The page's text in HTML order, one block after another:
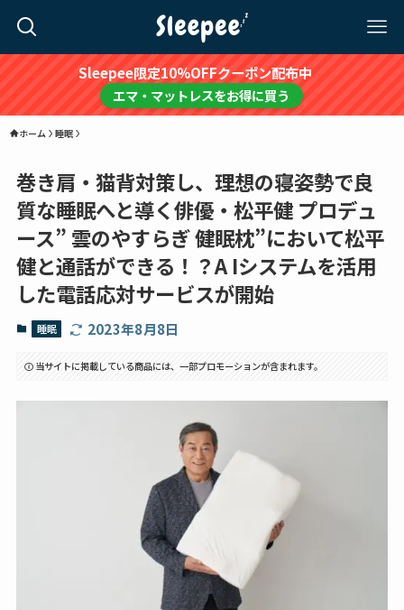
Sleepee限定10%OFFクーポン配布中
エマ・マットレスをお得に買う
ホーム 睡眠
巻き肩・猫背対策し、理想の寝姿勢で良
質な睡眠へと導く俳優・松平健 プロデュ
ース” 雲のやすらぎ 健眠枕”において松平
健と通話ができる！？A Iシステムを活用
した電話応対サービスが開始
睡眠 2023年8月8日
当サイトに掲載している商品には、一部プロモーションが含まれます。